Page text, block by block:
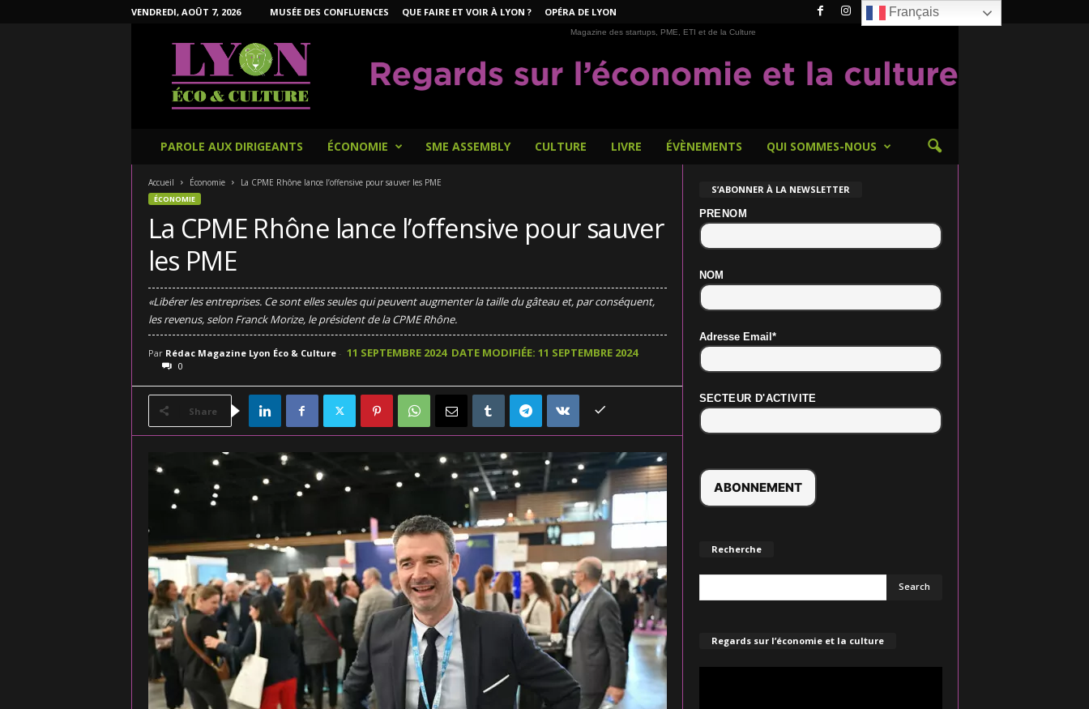
VENDREDI, AOÛT 7, 2026 MUSÉE DES CONFLUENCES QUE FAIRE ET VOIR À LYON ? OPÉRA DE LYON
Magazine des startups, PME, ETI et de la Culture
PAROLE AUX DIRIGEANTS ÉCONOMIE SME ASSEMBLY CULTURE LIVRE ÉVÈNEMENTS QUI SOMMES-NOUS
Accueil Économie La CPME Rhône lance l’offensive pour sauver les PME
ÉCONOMIE
La CPME Rhône lance l’offensive pour sauver
les PME
«Libérer les entreprises. Ce sont elles seules qui peuvent augmenter la taille du gâteau et, par conséquent,
les revenus, selon Franck Morize, le président de la CPME Rhône.
Par Rédac Magazine Lyon Éco & Culture- 11 SEPTEMBRE 2024 DATE MODIFIÉE: 11 SEPTEMBRE 2024
0
Share
S’ABONNER À LA NEWSLETTER
PRENOM
NOM
Adresse Email*
SECTEUR D'ACTIVITE
Recherche
Regards sur l’économie et la culture
Français